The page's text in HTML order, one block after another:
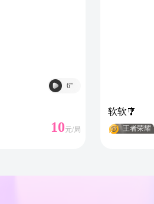
6''
10元/局
软软🎐
王者荣耀